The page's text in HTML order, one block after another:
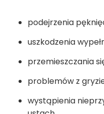
podejrzenia
uszkodzenia
przemieszczania
problemów z
wystąpienia